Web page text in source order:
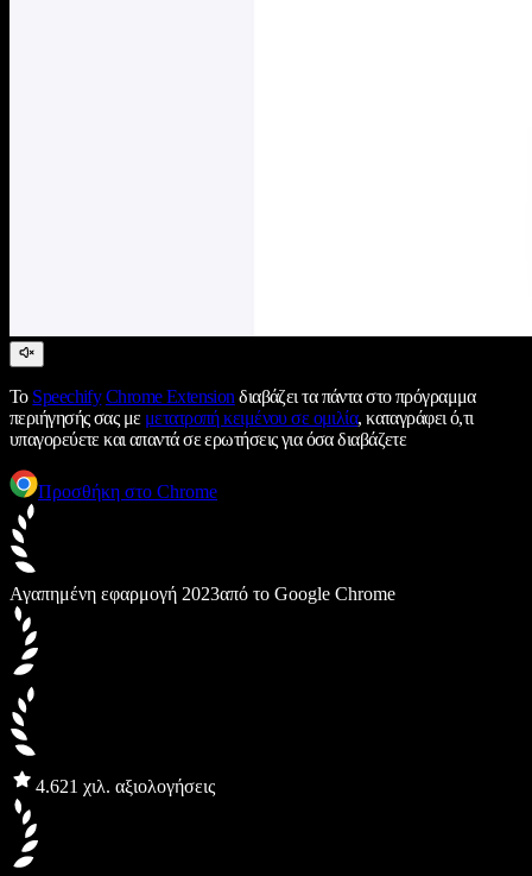
Το Speechify Chrome Extension διαβάζει τα πάντα στο πρόγραμμα
περιήγησής σας με μετατροπή κειμένου σε ομιλία, καταγράφει ό,τι
υπαγορεύετε και απαντά σε ερωτήσεις για όσα διαβάζετε
Προσθήκη στο Chrome
Αγαπημένη εφαρμογή 2023από το Google Chrome
4.621 χιλ. αξιολογήσεις